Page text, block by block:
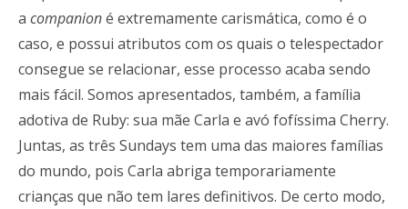
a companioné extremamente carismática, como é o
caso, e possui atributos com os quais o telespectador
consegue se relacionar, esse processo acaba sendo
mais fácil. Somos apresentados, também, a família
adotiva de Ruby: sua mãe Carla e avó fofíssima Cherry.
Juntas, as três Sundays tem uma das maiores famílias
do mundo, pois Carla abriga temporariamente
crianças que não tem lares definitivos. De certo modo,